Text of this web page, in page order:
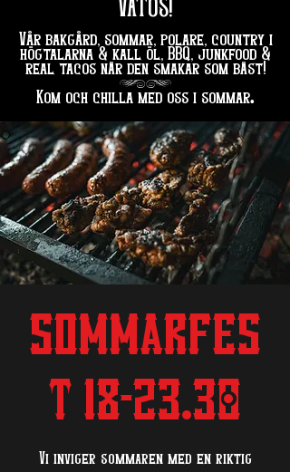
VATOS!
Vår bakgård, sommar, polare, country i
högtalarna & kall öl, BBQ, junkfood &
real tacos när den smakar som bäst!
hg
Kom och chilla med oss i sommar.
SOMMARFES
T 18-23.30
Vi inviger sommaren med en riktig